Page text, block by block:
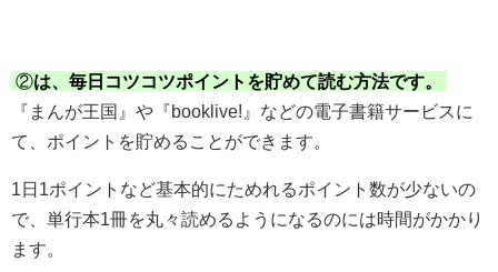
②は、毎日コツコツポイントを貯めて読む方法です。
『まんが王国』や『booklive!』などの電子書籍サービスに
て、ポイントを貯めることができます。
1日1ポイントなど基本的にためれるポイント数が少ないの
で、単行本1冊を丸々読めるようになるのには時間がかかり
ます。